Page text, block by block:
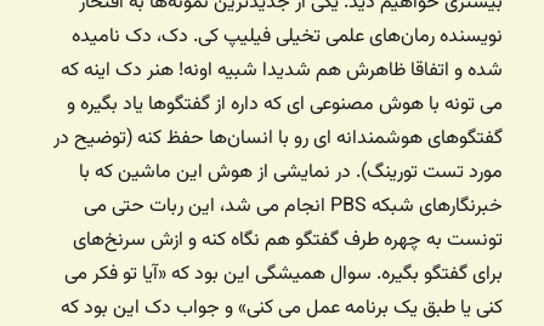
نویسنده رمان‌های علمی تخیلی فیلیپ کی. دک، دک نامیده
شده و اتفاقا ظاهرش هم شدیدا شبیه اونه! هنر دک اینه که
می تونه با هوش مصنوعی ای که داره از گفتگوها یاد بگیره و
گفتگوهای هوشمندانه ای رو با انسان‌ها حفظ کنه (توضیح در
مورد تست تورینگ). در نمایشی از هوش این ماشین که با
خبرنگارهای شبکه PBS انجام می شد، این ربات حتی می
تونست به چهره طرف گفتگو هم نگاه کنه و ازش سرنخ‌های
برای گفتگو بگیره. سوال همیشگی این بود که «آیا تو فکر می
کنی یا طبق یک برنامه عمل می کنی» و جواب دک این بود که